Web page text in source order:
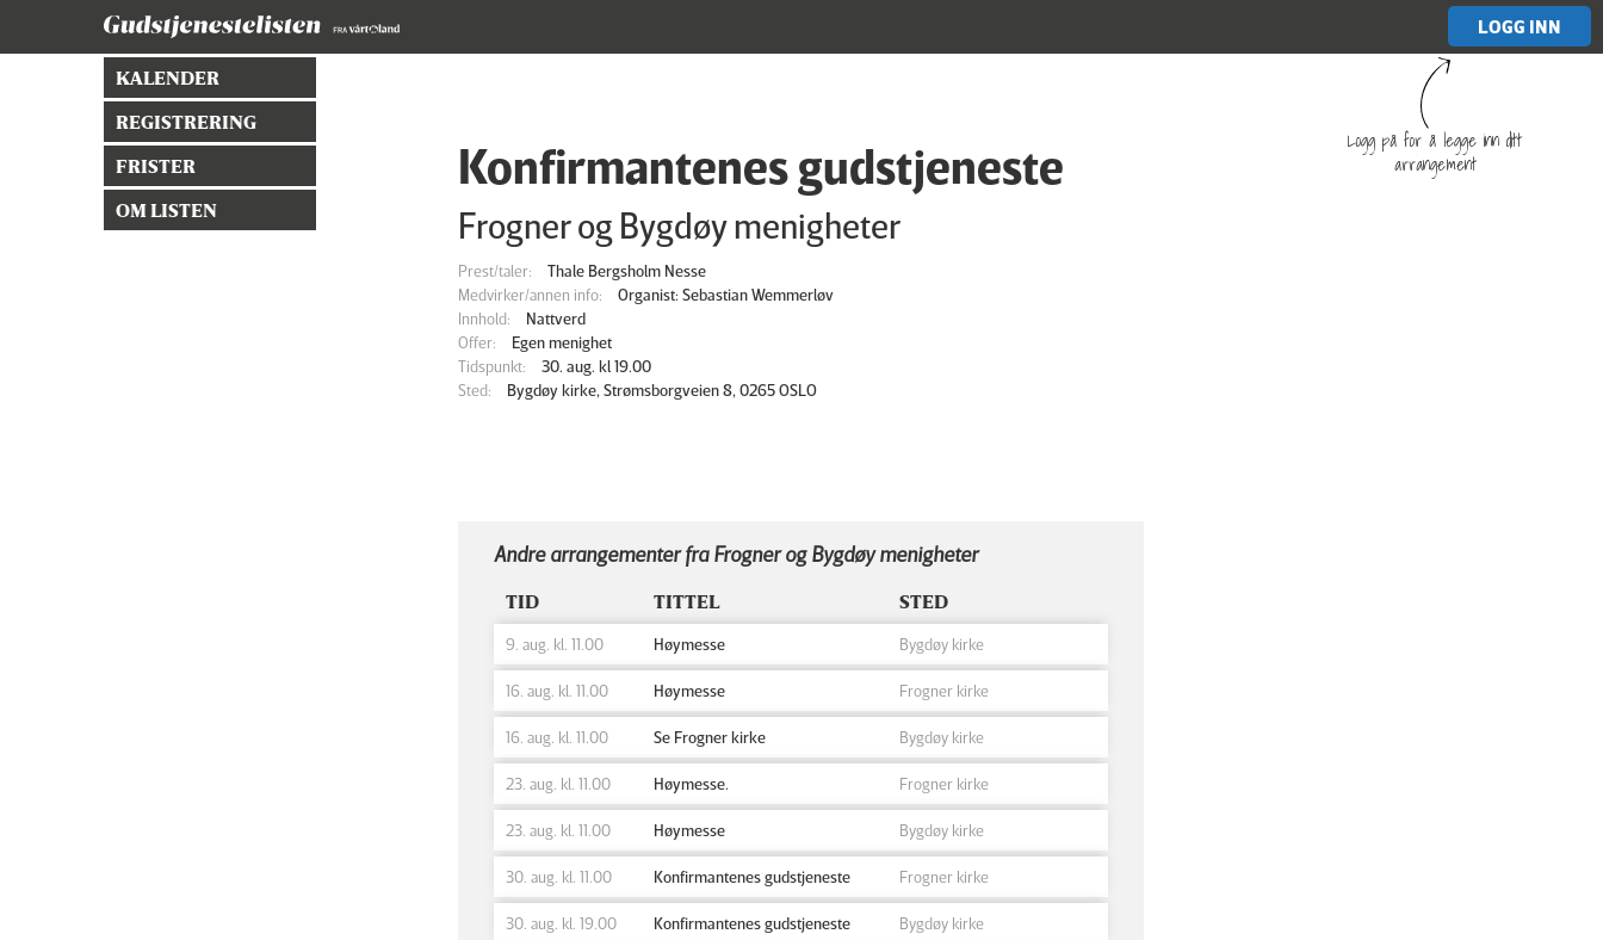
LOGG INN
Logg på for å legge inn ditt
arrangement
KALENDER
REGISTRERING
FRISTER
OM LISTEN
Konfirmantenes gudstjeneste
Frogner og Bygdøy menigheter
Prest/taler:
Thale Bergsholm Nesse
Medvirker/annen info:
Organist: Sebastian Wemmerløv
Innhold:
Nattverd
Offer:
Egen menighet
Tidspunkt:
30. aug. kl 19.00
Sted:
Bygdøy kirke, Strømsborgveien 8, 0265 OSLO
Andre arrangementer fra Frogner og Bygdøy menigheter
TID TITTEL STED
9. aug. kl. 11.00 Høymesse Bygdøy kirke
16. aug. kl. 11.00 Høymesse Frogner kirke
16. aug. kl. 11.00 Se Frogner kirke Bygdøy kirke
23. aug. kl. 11.00 Høymesse. Frogner kirke
23. aug. kl. 11.00 Høymesse Bygdøy kirke
30. aug. kl. 11.00 Konfirmantenes gudstjeneste Frogner kirke
30. aug. kl. 19.00 Konfirmantenes gudstjeneste Bygdøy kirke